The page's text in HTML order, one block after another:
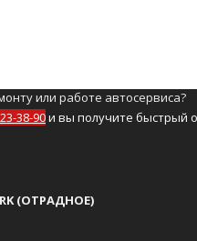
или работе автосервиса?
38-90и вы получите быстрый
(ОТРАДНОЕ)